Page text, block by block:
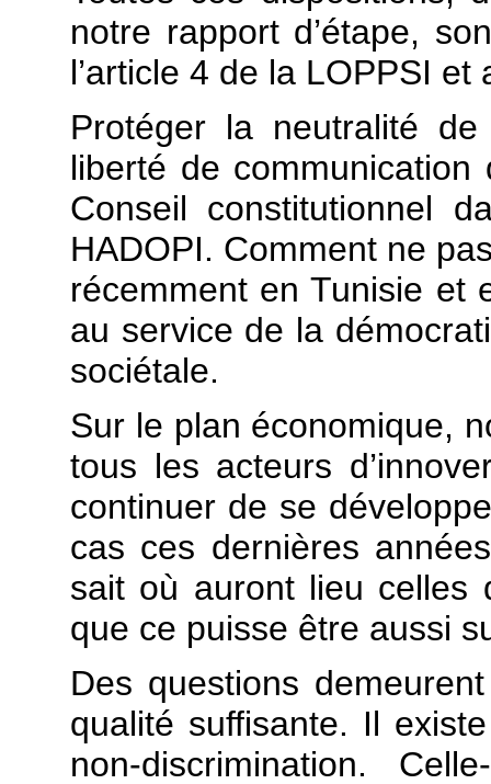
notre rapport d’étape,
l’article 4 de la LOPPSI
Protéger la neutralité de
liberté de communication
Conseil constitutionnel
HADOPI. Comment ne
récemment en Tunisie et
au service de la
sociétale.
Sur le plan économique,
tous les acteurs
continuer de se
cas ces dernières
sait où auront lieu celles
que ce puisse être aussi
Des questions
qualité suffisante. Il
non-discrimination.